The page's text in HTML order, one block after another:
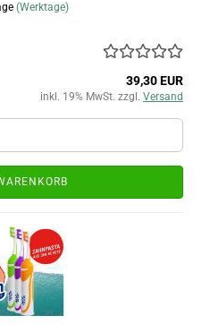
(Werktage)
39,30 EUR
inkl. 19% MwSt. zzgl. Versand